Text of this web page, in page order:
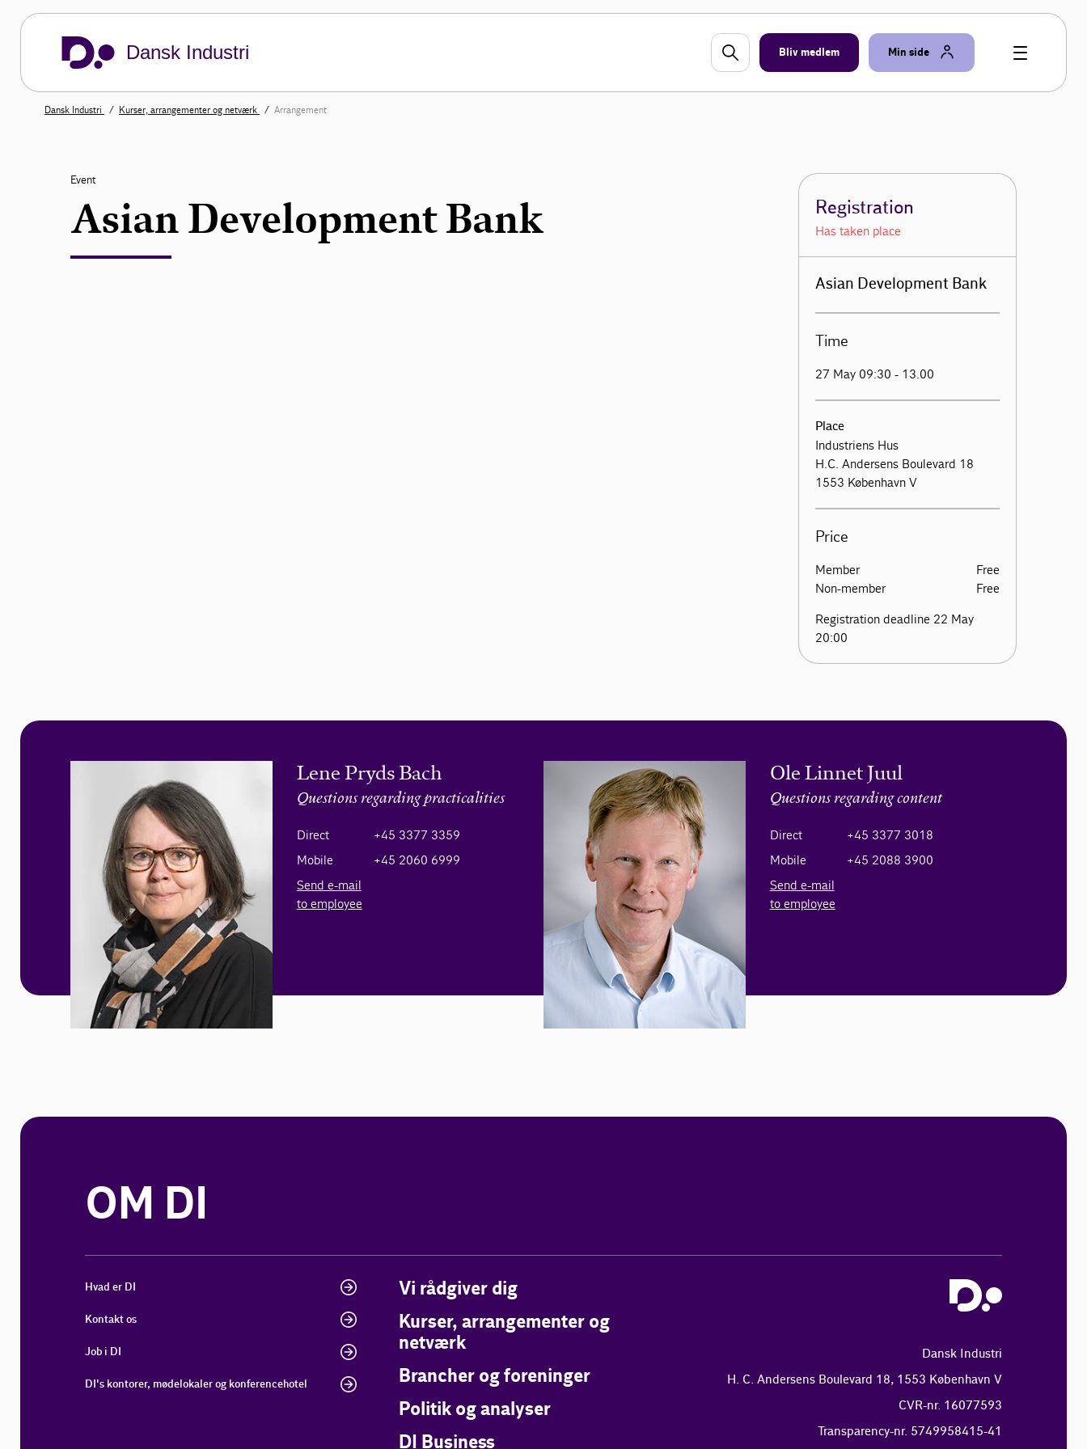
Dansk Industri Bliv medlem Min side
Dansk Industri Kurser, arrangementer og netværk Arrangement
Event
Asian Development Bank Registration
Has taken place
Asian Development Bank
Time
27 May 09:30 - 13.00
Place
Industriens Hus
H.C. Andersens Boulevard 18
1553 København V
Price
Member
Free
Non-member
Free
Registration deadline 22 May
20:00
Lene Pryds Bach
Questions regarding practicalities
Direct
+45 3377 3359
Mobile
+45 2060 6999
Send e-mail
to employee
Ole Linnet Juul
Questions regarding content
Direct
+45 3377 3018
Mobile
+45 2088 3900
Send e-mail
to employee
OM DI
Hvad er DI
Kontakt os
Job i DI
DI's kontorer, mødelokaler og konferencehotel
Vi rådgiver dig
Kurser, arrangementer og
netværk
Brancher og foreninger
Politik og analyser
DI Business
Dansk Industri
H. C. Andersens Boulevard 18, 1553 København V
CVR-nr. 16077593
Transparency-nr. 5749958415-41